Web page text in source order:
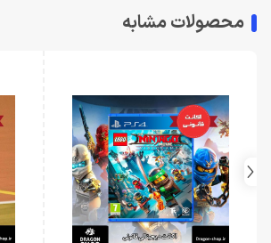
محصولات مشابه